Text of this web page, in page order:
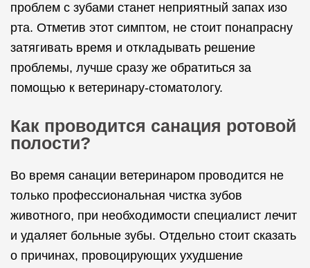
проблем с зубами станет неприятный запах изо
рта. Отметив этот симптом, не стоит понапрасну
затягивать время и откладывать решение
проблемы, лучше сразу же обратиться за
помощью к ветеринару-стоматологу.
Как проводится санация ротовой
полости?
Во время санации ветеринаром проводится не
только профессиональная чистка зубов
животного, при необходимости специалист лечит
и удаляет больные зубы. Отдельно стоит сказать
о причинах, провоцирующих ухудшение